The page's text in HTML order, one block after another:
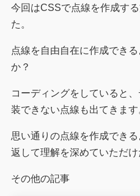
今回はCSSで点線を作成す
た。
点線を自由自在に作成でき
か？
コーディングをしていると
装できない点線も出てきます
思い通りの点線を作成でき
返して理解を深めていただけ
その他の記事